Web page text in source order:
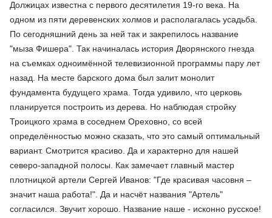
Должицах известна с первого десятилетия 19-го века. На
одном из пяти деревенских холмов и располагалась усадьба.
По сегодняшний день за ней так и закрепилось название
"мыза Фишера". Так начиналась история Дворянского гнезда
на съемках одноимённой телевизионной программы пару лет
назад. На месте барского дома был залит монолит
фундамента будущего храма. Тогда удивило, что церковь
планируется построить из дерева. Но наблюдая стройку
Троицкого храма в соседнем Ореховно, со всей
определённостью можно сказать, что это самый оптимальный
вариант. Смотрится красиво. Да и характерно для нашей
северо-западной полосы. Как замечает главный мастер
плотницкой артели Сергей Иванов: "Где красивая часовня –
значит наша работа!". Да и насчёт названия "Артель"
согласился. Звучит хорошо. Название наше - исконно русское!